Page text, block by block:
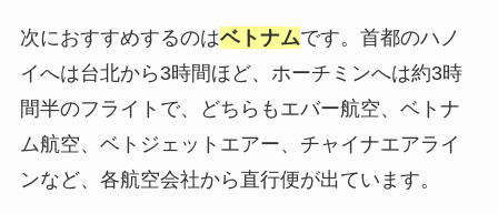
次におすすめするのはベトナムです。首都のハノ
イへは台北から3時間ほど、ホーチミンへは約3時
間半のフライトで、どちらもエバー航空、ベトナ
ム航空、ベトジェットエアー、チャイナエアライ
ンなど、各航空会社から直行便が出ています。